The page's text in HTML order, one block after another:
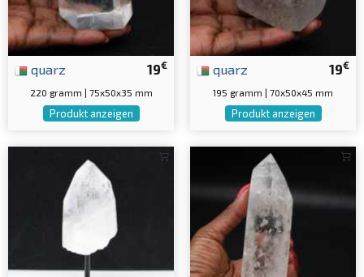
19€
quarz
220 gramm | 75x50x35 mm
Produkt anzeigen
19€
quarz
195 gramm | 70x50x45 mm
Produkt anzeigen